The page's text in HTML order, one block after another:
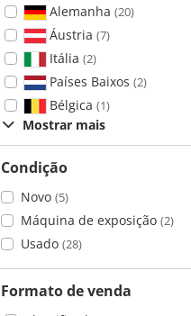
Alemanha (20)
Áustria (7)
Itália (2)
Países Baixos (2)
Bélgica (1)
Mostrar mais
Condição
Novo (5)
Máquina de exposição (2)
Usado (28)
Formato de venda